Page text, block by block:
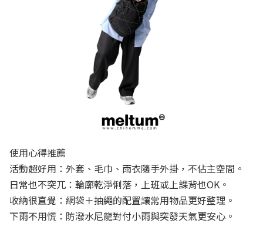
使用心得推薦
活動超好用：外套、毛巾、雨衣隨手外掛，不佔主空間。
日常也不突兀：輪廓乾淨俐落，上班或上課背也OK。
收納很直覺：網袋＋抽繩的配置讓常用物品更好整理。
下雨不用慌：防潑水尼龍對付小雨與突發天氣更安心。